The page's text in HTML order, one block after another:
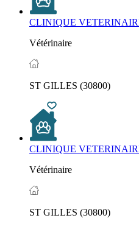
CLINIQUE
Vétérinaire
ST GILLES (30800)
CLINIQUE
Vétérinaire
ST GILLES (30800)